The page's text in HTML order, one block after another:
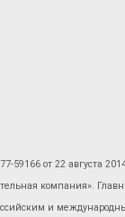
от 22 августа
компания».
и